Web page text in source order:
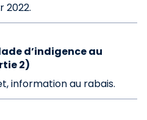
2022.
d’indigence au
2)
information au rabais.